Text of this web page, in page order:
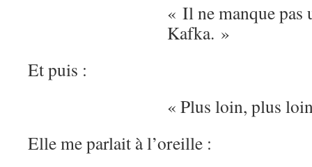
« Il ne manque pas
Kafka. »
Et puis :
« Plus loin, plus
Elle me parlait à l’oreille :